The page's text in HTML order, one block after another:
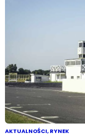
AKTUALNOŚCI,RYNEK